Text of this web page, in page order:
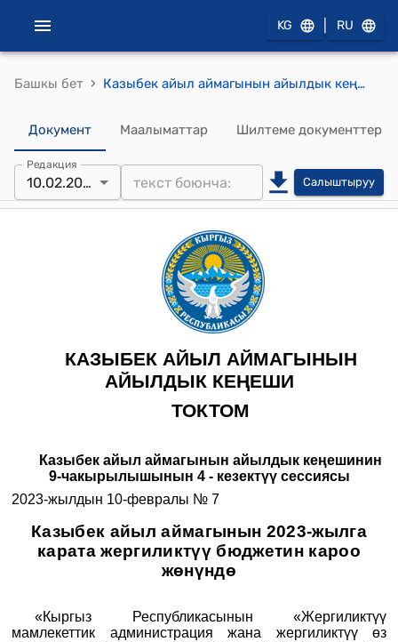
KG RU
Башкы бет › Казыбек айыл аймагынын айылдык кеңешинин 2023-жылдын 10-февралындагы № 7 "Казыбек айыл аймагынын 2023-жылга карата жергиликтүү бюджетин кароо жөнүндө" токтому
Документ Маалыматтар Шилтеме документтер
Редакция
10.02.2023 Салыштыруу